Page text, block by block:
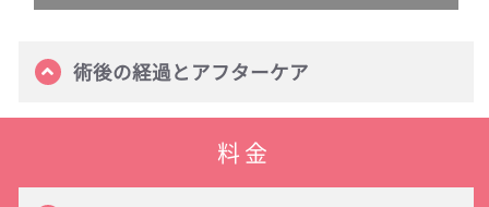
術後の経過とアフターケア
料金